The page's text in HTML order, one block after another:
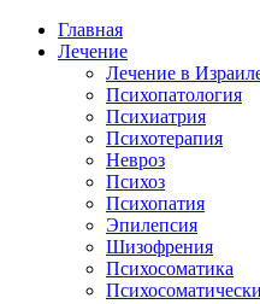
Главная
Лечение
Лечение в
Психопатология
Психиатрия
Психотерапия
Невроз
Психоз
Психопатия
Эпилепсия
Шизофрения
Психосоматика